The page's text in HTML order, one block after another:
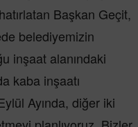
Başkan Geçit,
belediyemizin
inşaat alanındaki
kaba inşaatı
Ayında, diğer iki